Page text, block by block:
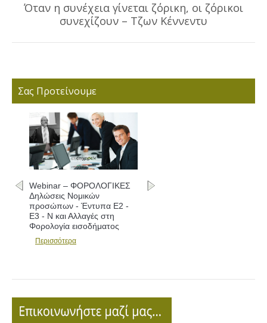
Next
post:
Όταν η συνέχεια γίνεται ζόρικη, οι ζόρικοι
συνεχίζουν – Τζων Κέννεντυ
Σας Προτείνουμε
Webinar – ΦΟΡΟΛΟΓΙΚΕΣ
Δηλώσεις Νομικών
προσώπων - Έντυπα Ε2 -
Ε3 - Ν και Αλλαγές στη
Φορολογία εισοδήματος
Περισσότερα